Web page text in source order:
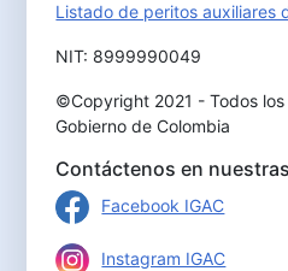
Listado de peritos auxiliares
NIT: 8999990049
©Copyright 2021 - Todos
Gobierno de Colombia
Contáctenos en
Facebook IGAC
Instagram IGAC